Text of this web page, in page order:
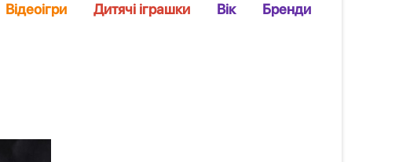
Відеоігри Дитячі іграшки Вік Бренди